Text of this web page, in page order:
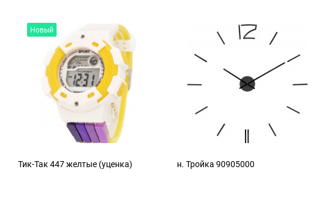
Новый
Тик-Так 447 желтые (уценка) н. Тройка 90905000